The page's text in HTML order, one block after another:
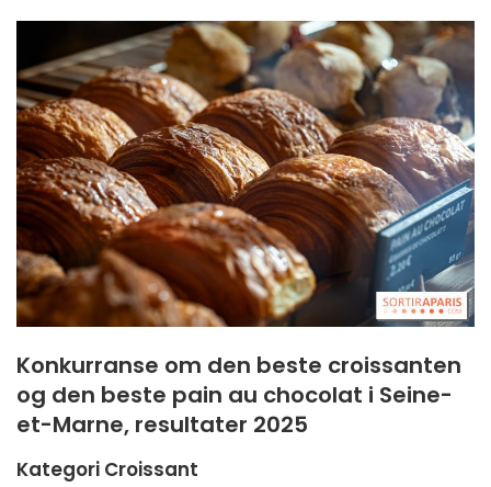
Konkurranse om den beste croissanten
og den beste pain au chocolat i Seine-
et-Marne, resultater 2025
Kategori Croissant